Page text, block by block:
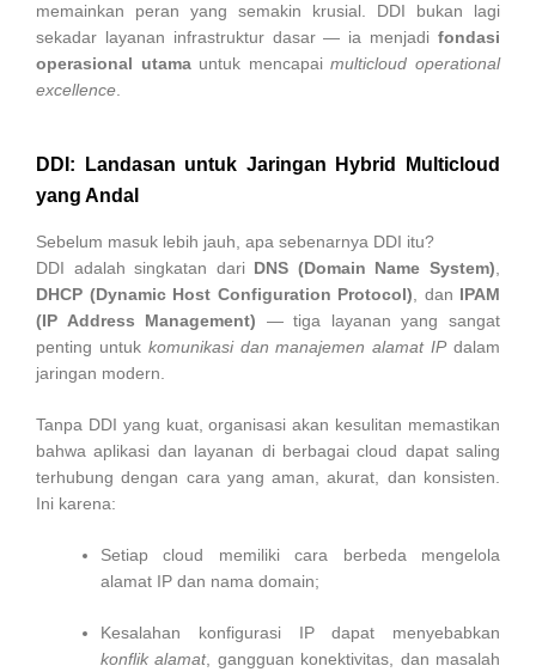
memainkan peran yang semakin krusial. DDI bukan lagi
sekadar layanan infrastruktur dasar — ia menjadi fondasi
operasional utamauntuk mencapaimulticloud operational
excellence
DDI: Landasan untuk Jaringan Hybrid Multicloud
yang Andal
Sebelum masuk lebih jauh, apa sebenarnya DDI itu?
DDI adalah singkatan dari DNS (Domain Name System),
DHCP (Dynamic Host Configuration Protocol), dan IPAM
(IP Address Management) — tiga layanan yang sangat
penting untuk komunikasi dan manajemen alamat IPdalam
jaringan modern.
Tanpa DDI yang kuat, organisasi akan kesulitan memastikan
bahwa aplikasi dan layanan di berbagai cloud dapat saling
terhubung dengan cara yang aman, akurat, dan konsisten.
Ini karena:
Setiap cloud memiliki cara berbeda mengelola
alamat IP dan nama domain;
Kesalahan konfigurasi IP dapat menyebabkan
konflik alamat, gangguan konektivitas, dan masalah